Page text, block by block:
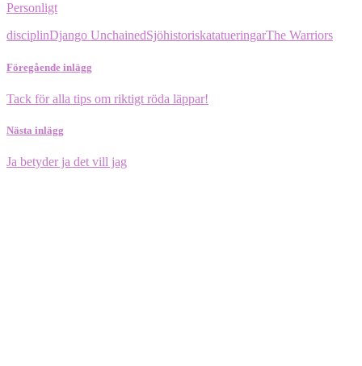
Personligt
disciplinDjango UnchainedSjöhistoriskatatueringarThe Warriors
Föregående inlägg
Tack för alla tips om riktigt röda läppar!
Nästa inlägg
Ja betyder ja det vill jag